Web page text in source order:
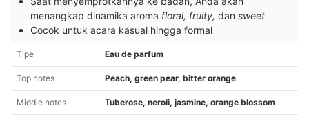
menangkap dinamika aroma floral, fruity, dan sweet
Cocok untuk acara kasual hingga formal
Tipe Eau de parfum
Top notes Peach, green pear, bitter orange
Middle notes Tuberose, neroli, jasmine, orange blossom